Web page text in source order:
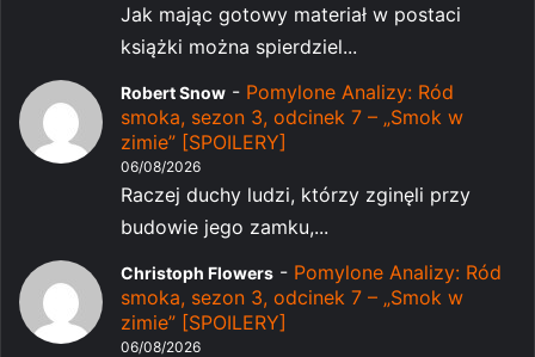
Jak mając gotowy materiał w postaci
książki można spierdziel...
Robert Snow - Pomylone Analizy: Ród
smoka, sezon 3, odcinek 7 – „Smok w
zimie” [SPOILERY]
06/08/2026
Raczej duchy ludzi, którzy zginęli przy
budowie jego zamku,...
Christoph Flowers - Pomylone Analizy: Ród
smoka, sezon 3, odcinek 7 – „Smok w
zimie” [SPOILERY]
06/08/2026